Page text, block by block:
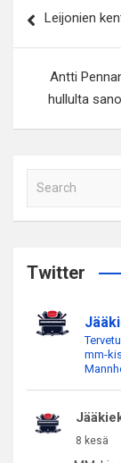
selaus
Leijonien
Antti
hullulta
a
c
Twitter
mm-
8 kesä